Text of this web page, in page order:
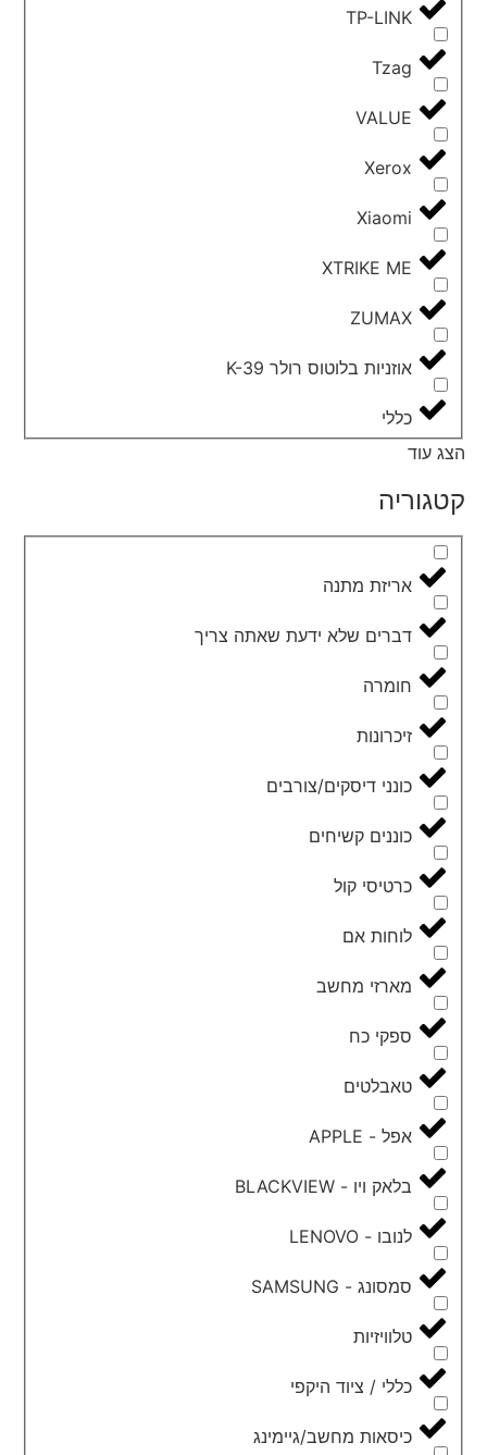
TP-LINK
Tzag
VALUE
Xerox
Xiaomi
XTRIKE ME
ZUMAX
אוזניות בלוטוס רולר K-39
כללי
הצג עוד
קטגוריה
אריזת מתנה
דברים שלא ידעת שאתה צריך
חומרה
זיכרונות
כונני דיסקים/צורבים
כוננים קשיחים
כרטיסי קול
לוחות אם
מארזי מחשב
ספקי כח
טאבלטים
אפל - APPLE
בלאק ויו - BLACKVIEW
לנובו - LENOVO
סמסונג - SAMSUNG
טלוויזיות
כללי / ציוד היקפי
כיסאות מחשב/גיימינג